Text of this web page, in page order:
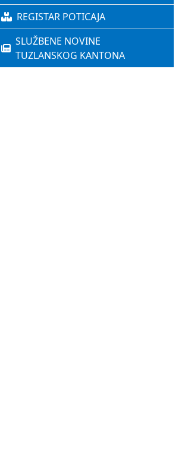
REGISTAR POTICAJA
SLUŽBENE NOVINE
TUZLANSKOG KANTONA